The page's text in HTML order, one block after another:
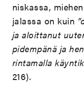
niskassa,
jalassa on kuin
ja aloittanut
pidempänä ja
rintamalla
216).